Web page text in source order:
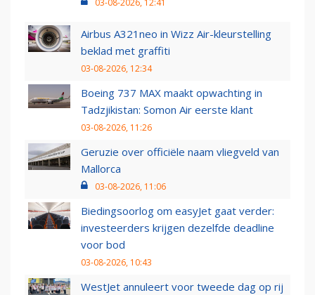
03-08-2026, 12:41
Airbus A321neo in Wizz Air-kleurstelling
beklad met graffiti
03-08-2026, 12:34
Boeing 737 MAX maakt opwachting in
Tadzjikistan: Somon Air eerste klant
03-08-2026, 11:26
Geruzie over officiële naam vliegveld van
Mallorca
03-08-2026, 11:06
Biedingsoorlog om easyJet gaat verder:
investeerders krijgen dezelfde deadline
voor bod
03-08-2026, 10:43
WestJet annuleert voor tweede dag op rij